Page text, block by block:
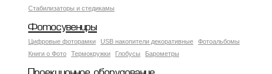
Стабилизаторы и стедикамы
Фотосувениры
Цифровые фоторамки USB накопители декоративные
Фотоальбомы
Книги о Фото
Термокружки Глобусы Барометры